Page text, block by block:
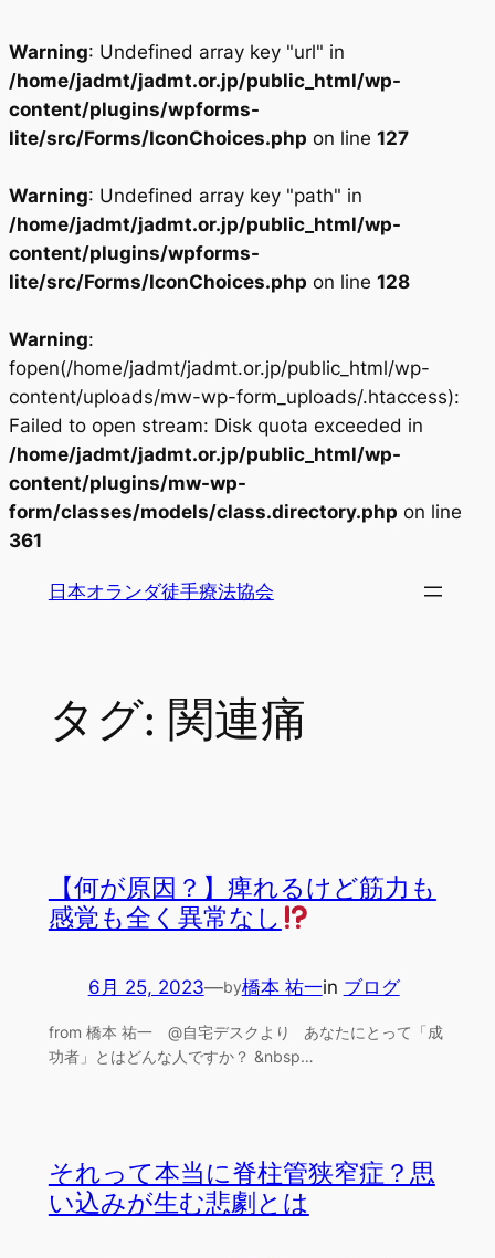
Warning: Undefined array key "url" in
/home/jadmt/jadmt.or.jp/public_html/wp-
content/plugins/wpforms-
lite/src/Forms/IconChoices.php on line 127
Warning: Undefined array key "path" in
/home/jadmt/jadmt.or.jp/public_html/wp-
content/plugins/wpforms-
lite/src/Forms/IconChoices.php on line 128
Warning:
fopen(/home/jadmt/jadmt.or.jp/public_html/wp-
content/uploads/mw-wp-form_uploads/.htaccess):
Failed to open stream: Disk quota exceeded in
/home/jadmt/jadmt.or.jp/public_html/wp-
content/plugins/mw-wp-
form/classes/models/class.directory.php on line
361
日本オランダ徒手療法協会
タグ: 関連痛
【何が原因？】痺れるけど筋力も
感覚も全く異常なし
6月 25, 2023—by橋本 祐一in ブログ
from 橋本 祐一 @自宅デスクより あなたにとって「成
功者」とはどんな人ですか？ &nbsp…
それって本当に脊柱管狭窄症？思
い込みが生む悲劇とは